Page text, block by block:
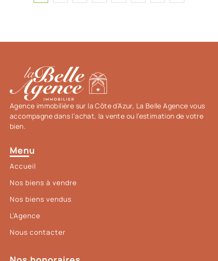
Agence immobilière sur la Côte d’Azur, La Belle Agence vous
accompagne dans l’achat, la vente ou l’estimation de votre
bien.
Menu
Accueil
Nos biens à vendre
Nos biens vendus
L’Agence
Nous contacter